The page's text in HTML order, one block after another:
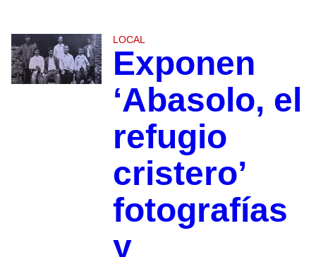
LOCAL
Exponen
‘Abasolo, el
refugio
cristero’
fotografías
y